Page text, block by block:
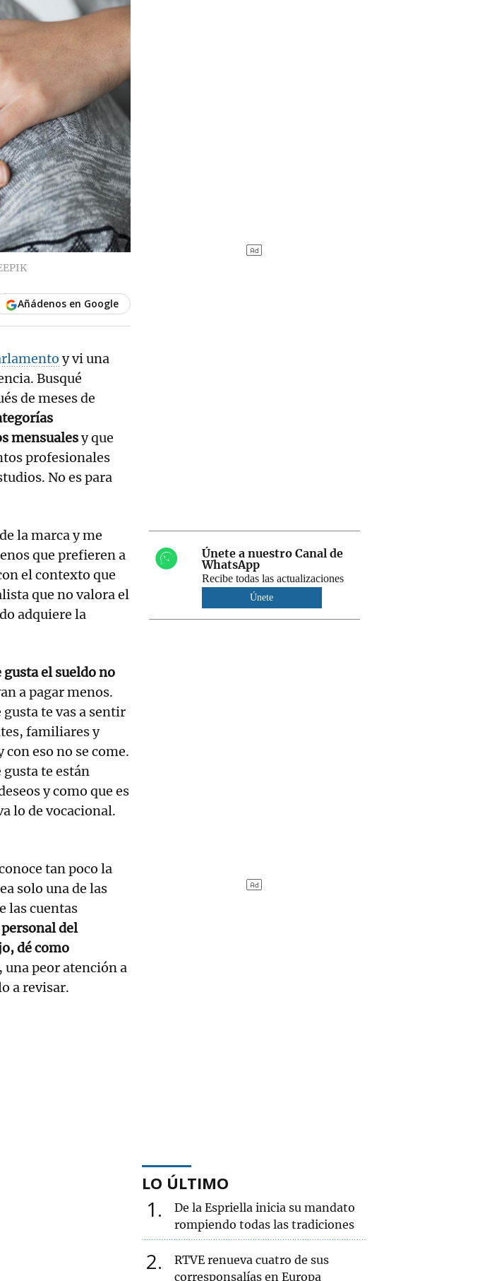
Añádenos en Google
y vi una
Busqué
de meses de
mensualesy que
profesionales
No es para
la marca y me
que prefieren a
el contexto que
que no valora el
adquiere la
gusta el sueldo no
a pagar menos.
gusta te vas a sentir
familiares y
eso no se come.
gusta te están
y como que es
lo de vocacional.
tan poco la
solo una de las
las cuentas
del
dé como
peor atención a
a revisar.
Únete a nuestro Canal de
WhatsApp
Recibe todas las actualizaciones
Únete
LO ÚLTIMO
1
De la Espriella inicia su mandato
rompiendo todas las tradiciones
2
RTVE renueva cuatro de sus
corresponsalías en Europa